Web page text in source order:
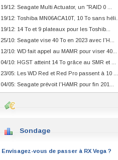
19/12: Seagate Multi Actuator, un "RAID 0 ...
19/12: Toshiba MN06ACA10T, 10 To sans héli...
19/12: 14 To et 9 plateaux pour les Toshib...
25/10: Seagate vise 40 To en 2023 avec l'H...
12/10: WD fait appel au MAMR pour viser 40...
04/10: HGST atteint 14 To grâce au SMR et ...
23/05: Les WD Red et Red Pro passent à 10 ...
04/05: Seagate prévoit l'HAMR pour fin 201...
Sondage
Envisagez-vous de passer à RX Vega ?